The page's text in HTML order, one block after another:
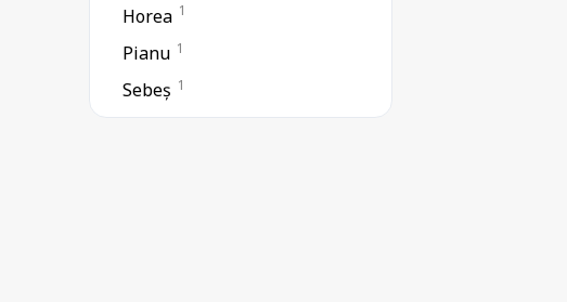
Horea 1
Pianu 1
Sebeș 1